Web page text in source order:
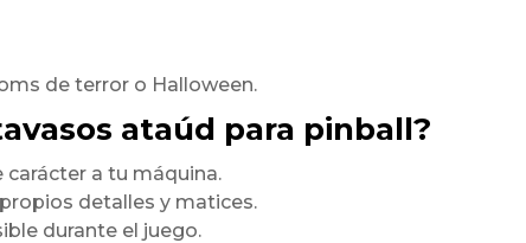
de terror o Halloween.
ataúd para pinball?
a tu máquina.
detalles y matices.
durante el juego.